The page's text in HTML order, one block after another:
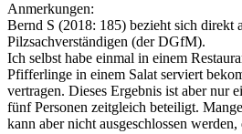
Anmerkungen:
Bernd S (2018: 185) bezieht sich direkt
Pilzsachverständigen (der DGfM).
Ich selbst habe einmal in einem
Pfifferlinge in einem Salat serviert
vertragen. Dieses Ergebnis ist aber nur
fünf Personen zeitgleich beteiligt.
kann aber nicht ausgeschlossen